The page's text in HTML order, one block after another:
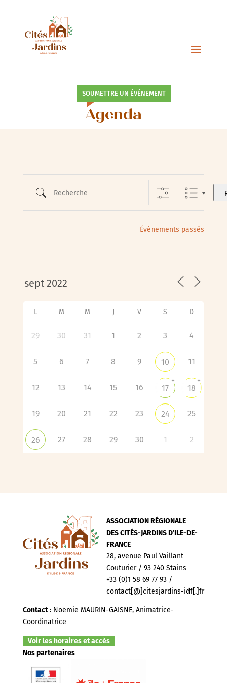
SOUMETTRE UN ÉVÉNEMENT
Agenda
Évènements passés
L M M J V S D
29 30 31 1 2 3 4
5 6 7 8 9 10 11
12 13 14 15 16 17
+
18
+
19 20 21 22 23 24 25
26 27 28 29 30 1 2
ASSOCIATION RÉGIONALE
DES CITÉS-JARDINS D’ILE-DE-
FRANCE
28, avenue Paul Vaillant
Couturier / 93 240 Stains
+33 (0)1 58 69 77 93 /
contact[@]citesjardins-idf[.]fr
Contact: Noëmie MAURIN-GAISNE, Animatrice-
Coordinatrice
Voir les horaires et accès
Nos partenaires